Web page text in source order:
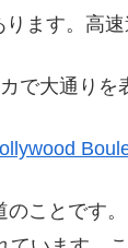
ます。高速
で大通りを
のことです